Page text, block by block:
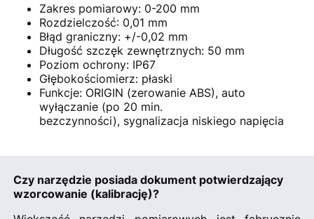
Zakres pomiarowy: 0-200 mm
Rozdzielczość: 0,01 mm
Błąd graniczny: +/-0,02 mm
Długość szczęk zewnętrznych: 50 mm
Poziom ochrony: IP67
Głębokościomierz: płaski
Funkcje: ORIGIN (zerowanie ABS), auto
wyłączanie (po 20 min.
bezczynności), sygnalizacja niskiego napięcia
Czy narzędzie posiada dokument potwierdzający
wzorcowanie (kalibrację)?